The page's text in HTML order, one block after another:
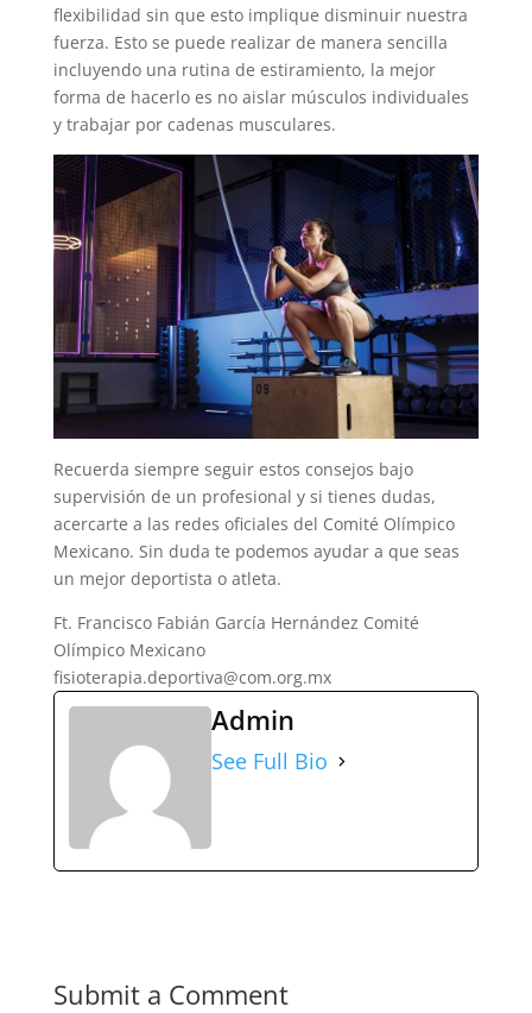
flexibilidad sin que esto implique disminuir nuestra
fuerza. Esto se puede realizar de manera sencilla
incluyendo una rutina de estiramiento, la mejor
forma de hacerlo es no aislar músculos individuales
y trabajar por cadenas musculares.
Recuerda siempre seguir estos consejos bajo
supervisión de un profesional y si tienes dudas,
acercarte a las redes oficiales del Comité Olímpico
Mexicano. Sin duda te podemos ayudar a que seas
un mejor deportista o atleta.
Ft. Francisco Fabián García Hernández Comité
Olímpico Mexicano
fisioterapia.deportiva@com.org.mx
Admin
See Full Bio
Submit a Comment